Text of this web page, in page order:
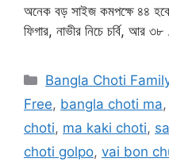
অনেক বড় সাইজ কমপক্ষে ৪৪
ফিগার, নাভীর নিচে চর্বি, আর
Categories
Bangla Choti
Free, bangla choti ma,
choti, ma kaki choti,
choti golpo, vai bon